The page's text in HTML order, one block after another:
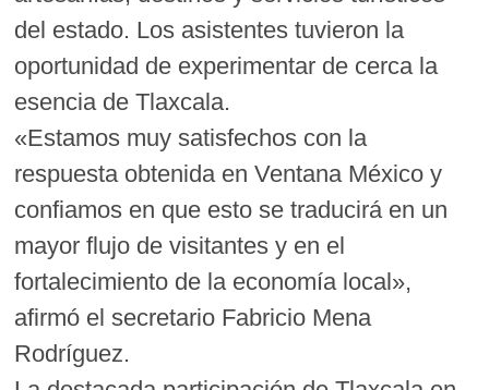
del estado. Los asistentes tuvieron la
oportunidad de experimentar de cerca la
esencia de Tlaxcala.
«Estamos muy satisfechos con la
respuesta obtenida en Ventana México y
confiamos en que esto se traducirá en un
mayor flujo de visitantes y en el
fortalecimiento de la economía local»,
afirmó el secretario Fabricio Mena
Rodríguez.